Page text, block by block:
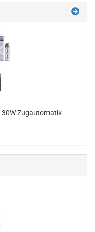
30W Zugautomatik